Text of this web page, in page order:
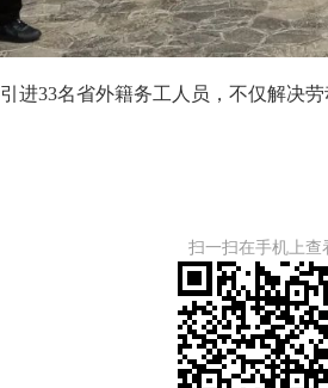
进33名省外籍务工人员，不仅解决
扫一扫在手机上查